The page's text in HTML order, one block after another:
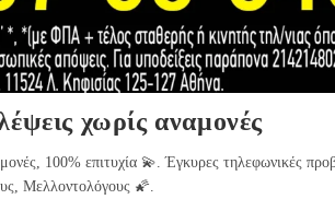
χωρίς αναμονές
100% επιτυχία 💫. Έγκυρες τηλεφωνικές
Μελλοντολόγους 🌠.